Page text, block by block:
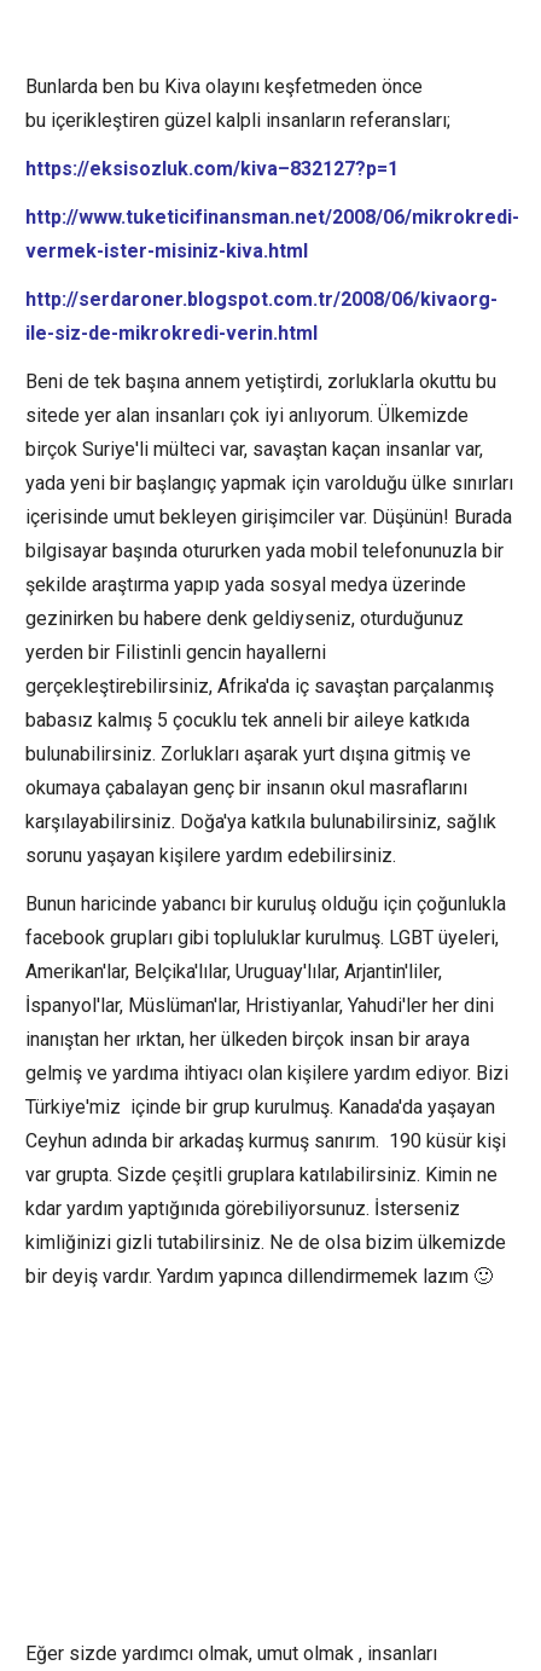
Bunlarda ben bu Kiva olayını keşfetmeden önce
bu içerikleştiren güzel kalpli insanların referansları;
https://eksisozluk.com/kiva–832127?p=1
http://www.tuketicifinansman.net/2008/06/mikrokredi-
vermek-ister-misiniz-kiva.html
http://serdaroner.blogspot.com.tr/2008/06/kivaorg-
ile-siz-de-mikrokredi-verin.html
Beni de tek başına annem yetiştirdi, zorluklarla okuttu bu
sitede yer alan insanları çok iyi anlıyorum. Ülkemizde
birçok Suriye'li mülteci var, savaştan kaçan insanlar var,
yada yeni bir başlangıç yapmak için varolduğu ülke sınırları
içerisinde umut bekleyen girişimciler var. Düşünün! Burada
bilgisayar başında otururken yada mobil telefonunuzla bir
şekilde araştırma yapıp yada sosyal medya üzerinde
gezinirken bu habere denk geldiyseniz, oturduğunuz
yerden bir Filistinli gencin hayallerni
gerçekleştirebilirsiniz, Afrika'da iç savaştan parçalanmış
babasız kalmış 5 çocuklu tek anneli bir aileye katkıda
bulunabilirsiniz. Zorlukları aşarak yurt dışına gitmiş ve
okumaya çabalayan genç bir insanın okul masraflarını
karşılayabilirsiniz. Doğa'ya katkıla bulunabilirsiniz, sağlık
sorunu yaşayan kişilere yardım edebilirsiniz.
Bunun haricinde yabancı bir kuruluş olduğu için çoğunlukla
facebook grupları gibi topluluklar kurulmuş. LGBT üyeleri,
Amerikan'lar, Belçika'lılar, Uruguay'lılar, Arjantin'liler,
İspanyol'lar, Müslüman'lar, Hristiyanlar, Yahudi'ler her dini
inanıştan her ırktan, her ülkeden birçok insan bir araya
gelmiş ve yardıma ihtiyacı olan kişilere yardım ediyor. Bizi
Türkiye'miz içinde bir grup kurulmuş. Kanada'da yaşayan
Ceyhun adında bir arkadaş kurmuş sanırım. 190 küsür kişi
var grupta. Sizde çeşitli gruplara katılabilirsiniz. Kimin ne
kdar yardım yaptığınıda görebiliyorsunuz. İsterseniz
kimliğinizi gizli tutabilirsiniz. Ne de olsa bizim ülkemizde
bir deyiş vardır. Yardım yapınca dillendirmemek lazım 🙂
Eğer sizde yardımcı olmak, umut olmak , insanları